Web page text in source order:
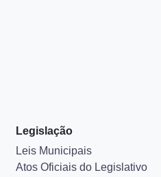
Legislação
Leis Municipais
Atos Oficiais do Legislativo